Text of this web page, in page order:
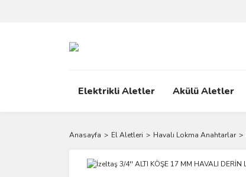
Elektrikli Aletler Akülü Aletler
Anasayfa El Aletleri Havalı Lokma Anahtarlar